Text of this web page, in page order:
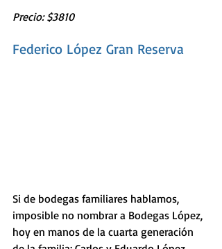
Precio: $3810
Federico López Gran Reserva
Si de bodegas familiares hablamos,
imposible no nombrar a Bodegas López,
hoy en manos de la cuarta generación